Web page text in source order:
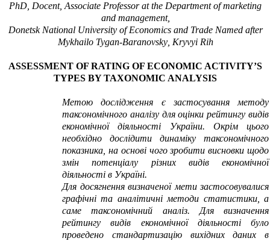
PhD, Docent, Associate Professor at the Department of marketing
and management,
Donetsk National University of Economics and Trade Named after
Mykhailo Tygan-Baranovsky, Kryvyi Rih
ASSESSMENT OF RATING OF ECONOMIC ACTIVITY’S
TYPES BY TAXONOMIC ANALYSIS
Метою дослідження є застосування методу
таксономічного аналізу для оцінки рейтингу видів
економічної діяльності України. Окрім цього
необхідно дослідити динаміку таксономічного
показника, на основі чого зробити висновки щодо
змін потенціалу різних видів економічної
діяльності в Україні.
Для досягнення визначеної мети застосовувалися
графічні та аналітичні методи статистики, а
саме таксономічний аналіз. Для визначення
рейтингу видів економічної діяльності було
проведено стандартизацію вихідних даних в